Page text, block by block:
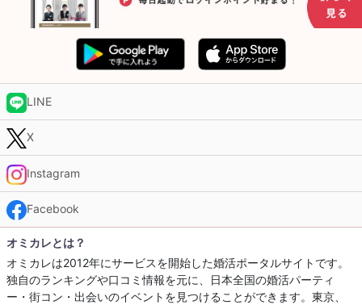
LINE
X
Instagram
Facebook
オミカレとは？
オミカレは2012年にサービスを開始した婚活ポータルサイトです。
独自のランキングや口コミ情報を元に、日本全国の婚活パーティ
ー・街コン・出会いのイベントを見つけることができます。東京、